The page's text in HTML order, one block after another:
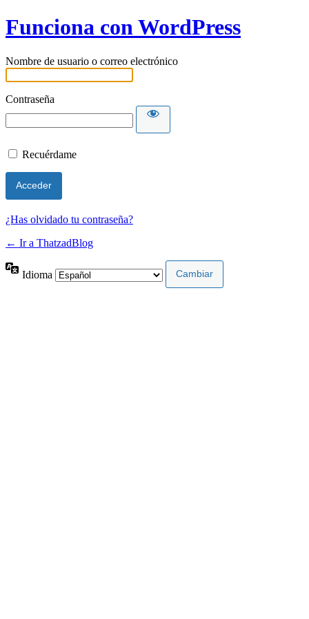
Funciona con WordPress
Nombre de usuario o correo electrónico
Contraseña
Recuérdame
¿Has olvidado tu contraseña?
← Ir a ThatzadBlog
Idioma